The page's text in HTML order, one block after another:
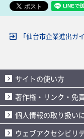
「仙台市企業進出ガ
サイトの使い方
著作権・リンク・免
個人情報の取り扱い
ウェブアクセシビリ